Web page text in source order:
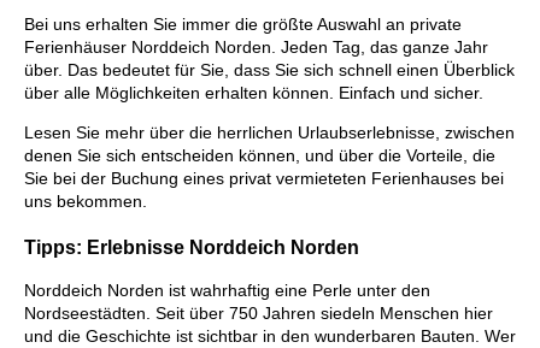
Bei uns erhalten Sie immer die größte Auswahl an private
Ferienhäuser Norddeich Norden. Jeden Tag, das ganze Jahr
über. Das bedeutet für Sie, dass Sie sich schnell einen Überblick
über alle Möglichkeiten erhalten können. Einfach und sicher.
Lesen Sie mehr über die herrlichen Urlaubserlebnisse, zwischen
denen Sie sich entscheiden können, und über die Vorteile, die
Sie bei der Buchung eines privat vermieteten Ferienhauses bei
uns bekommen.
Tipps: Erlebnisse Norddeich Norden
Norddeich Norden ist wahrhaftig eine Perle unter den
Nordseestädten. Seit über 750 Jahren siedeln Menschen hier
und die Geschichte ist sichtbar in den wunderbaren Bauten. Wer